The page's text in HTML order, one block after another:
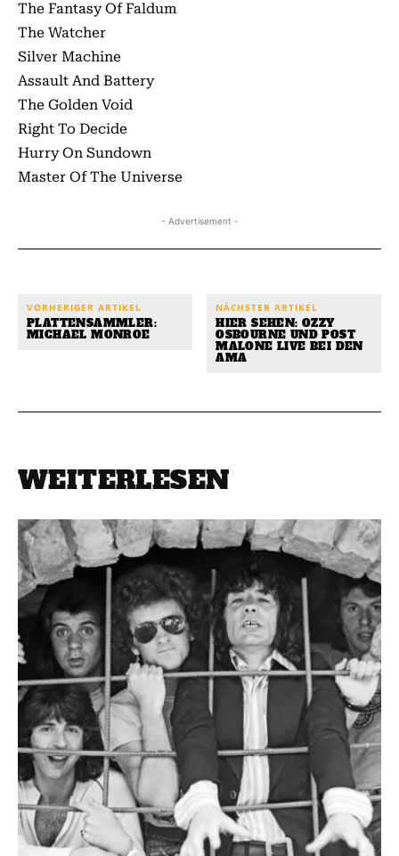
The Fantasy Of Faldum
The Watcher
Silver Machine
Assault And Battery
The Golden Void
Right To Decide
Hurry On Sundown
Master Of The Universe
- Advertisement -
VORHERIGER ARTIKEL
PLATTENSAMMLER:
MICHAEL MONROE
NÄCHSTER ARTIKEL
HIER SEHEN: OZZY
OSBOURNE UND POST
MALONE LIVE BEI DEN
AMA
WEITERLESEN